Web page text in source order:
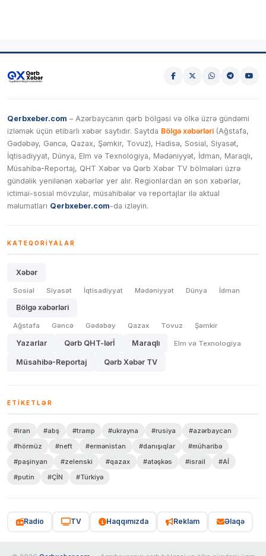
Qerbxeber.com – Azərbaycanın qərb bölgəsi və ölkə üzrə gündəmi
izləmək üçün etibarlı xəbər saytıdır. Saytda Bölgə xəbərləri (Ağstafa,
Gədəbəy, Gəncə, Qazax, Şəmkir, Tovuz), Hadisə, Sosial, Siyasət,
İqtisadiyyat, Dünya, Elm və Texnologiya, Mədəniyyət, İdman, Maraqlı,
Müsahibə-Reportaj, QHT Xəbər və Qərb Xəbər TV bölmələri üzrə
gündəlik yenilənən xəbərlər yer alır. Regionlardan ən son xəbərlər,
ictimai-sosial mövzular, müsahibələr və reportajlar ilə aktual
məlumatları Qerbxeber.com-da izləyin.
KATEQORIYALAR
Xəbər
Sosial Siyasət İqtisadiyyat Mədəniyyət Dünya İdman
Bölgə xəbərləri
Ağstafa Gəncə Gədəbəy Qazax Tovuz Şəmkir
Yazarlar Qərb QHT-lərİ Maraqlı Elm və Texnologiya
Müsahibə-Reportaj Qərb Xəbər TV
ETIKETLƏR
#iran #abş #tramp #ukrayna #rusiya
#azərbaycan
#hörmüz
#neft #ermənistan #danışıqlar
#müharibə
#paşinyan
#zelenski #qazax #atəşkəs #israil
#Aİ
#putin
#ÇİN #Türkiyə
Radio TV Haqqımızda Reklam Əlaqə